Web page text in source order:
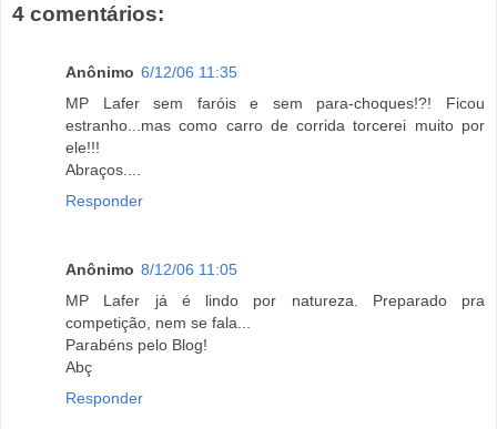
4 comentários:
Anônimo 6/12/06 11:35
MP Lafer sem faróis e sem para-choques!?! Ficou
estranho...mas como carro de corrida torcerei muito por
ele!!!
Abraços....
Responder
Anônimo 8/12/06 11:05
MP Lafer já é lindo por natureza. Preparado pra
competição, nem se fala...
Parabéns pelo Blog!
Abç
Responder